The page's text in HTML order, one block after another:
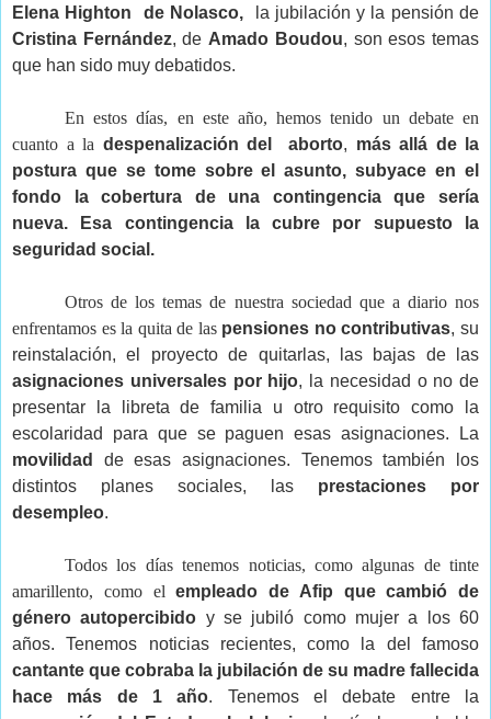
Elena Highton  de Nolasco,
Cristina Fernández, de Amado Boudou, son esos temas
que han sido muy debatidos.
En estos días, en este año, hemos tenido un debate en
cuanto a la despenalización del  aborto, más allá de la
postura que se tome sobre el asunto, subyace en el
fondo la cobertura de una contingencia que sería
nueva. Esa contingencia la cubre por supuesto la
seguridad social.
Otros de los temas de nuestra sociedad que a diario nos
enfrentamos es la quita de las pensiones no contributivas, su
asignaciones universales por hijo, la necesidad o no de
presentar la libreta de familia u otro requisito como la
movilidad de esas asignaciones. Tenemos también los
distintos planes sociales, las prestaciones por
desempleo.
Todos los días tenemos noticias, como algunas de tinte
amarillento, como el empleado de Afip que cambió de
género autopercibido y se jubiló como mujer a los 60
cantante que cobraba la jubilación de su madre fallecida
hace más de 1 año